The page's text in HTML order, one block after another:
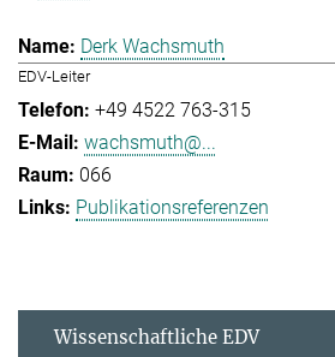
Derk Wachsmuth
EDV-Leiter
+49 4522 763-315
wachsmuth@...
066
Publikationsreferenzen
Wissenschaftliche EDV